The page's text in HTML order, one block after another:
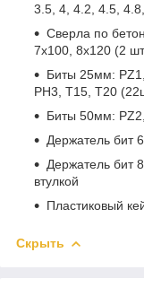
3.5, 4, 4.2, 4.5,
Сверла по
7x100, 8x120 (2
Биты 25мм:
PH3, T15, T20
Биты 50мм:
Держатель бит
Держатель бит
втулкой
Пластиковый
Скрыть